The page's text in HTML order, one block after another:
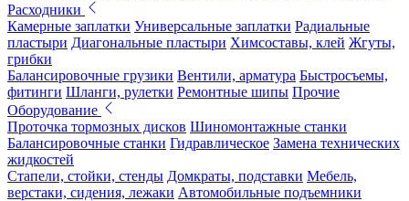
Расходники
Камерные заплатки Универсальные заплатки Радиальные
пластыри Диагональные пластыри Химсоставы, клей Жгуты,
грибки
Балансировочные грузики Вентили, арматура Быстросъемы,
фитинги Шланги, рулетки Ремонтные шипы Прочие
Оборудование
Проточка тормозных дисков Шиномонтажные станки
Балансировочные станки Гидравлическое Замена технических
жидкостей
Стапели, стойки, стенды Домкраты, подставки Мебель,
верстаки, сидения, лежаки Автомобильные подъемники